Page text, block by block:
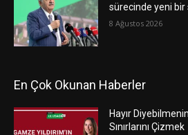
sürecinde yeni
8 Ağustos 2026
En Çok Okunan Haberler
Hayır
Sınırlarını Çizmek